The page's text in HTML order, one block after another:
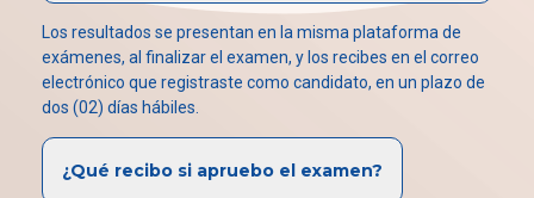
Los resultados se presentan en la misma plataforma de
exámenes, al finalizar el examen, y los recibes en el correo
electrónico que registraste como candidato, en un plazo de
dos (02) días hábiles.
¿Qué recibo si apruebo el examen?